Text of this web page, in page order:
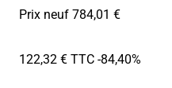
Prix neuf 784,01 €
122,32 € TTC-84,40%